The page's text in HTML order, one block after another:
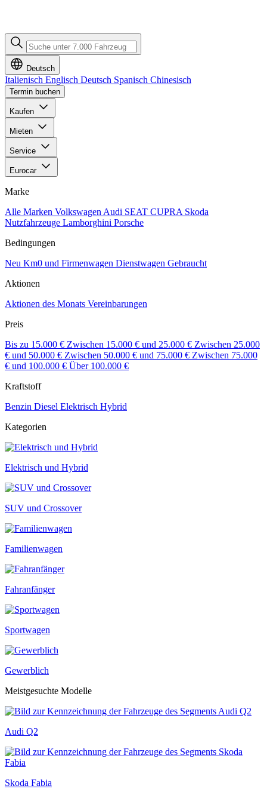
Deutsch
Italienisch Englisch Deutsch Spanisch Chinesisch
Termin buchen
Kaufen
Mieten
Service
Eurocar
Marke
Alle Marken Volkswagen Audi SEAT CUPRA Skoda
Nutzfahrzeuge Lamborghini Porsche
Bedingungen
Neu Km0 und Firmenwagen Dienstwagen Gebraucht
Aktionen
Aktionen des Monats Vereinbarungen
Preis
Bis zu 15.000 € Zwischen 15.000 € und 25.000 € Zwischen 25.000
€ und 50.000 € Zwischen 50.000 € und 75.000 € Zwischen 75.000
€ und 100.000 € Über 100.000 €
Kraftstoff
Benzin Diesel Elektrisch Hybrid
Kategorien
Elektrisch und Hybrid
SUV und Crossover
Familienwagen
Fahranfänger
Sportwagen
Gewerblich
Meistgesuchte Modelle
Audi Q2
Skoda Fabia